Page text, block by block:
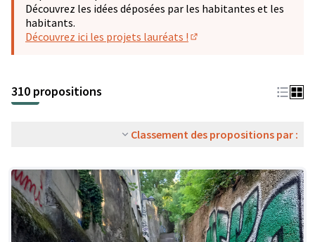
Découvrez les idées déposées par les habitantes et les
habitants.
Découvrez ici les projets lauréats !
310 propositions
Classement des propositions par :